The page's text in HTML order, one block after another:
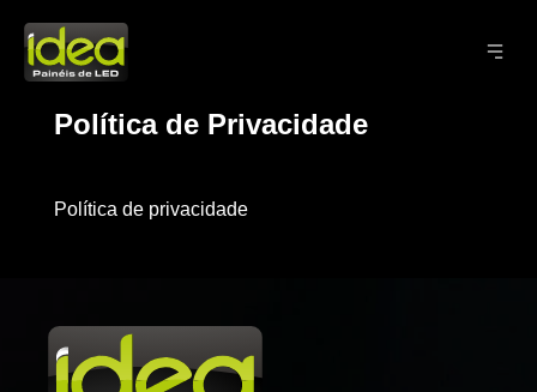
Política de Privacidade
Política de privacidade